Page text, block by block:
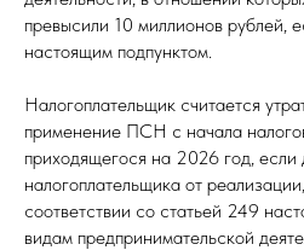
превысили 10 миллионов рублей,
настоящим подпунктом.
Налогоплательщик считается
применение ПСН с начала
приходящегося на 2026 год, если
налогоплательщика от
соответствии со статьей 249
видам предпринимательской